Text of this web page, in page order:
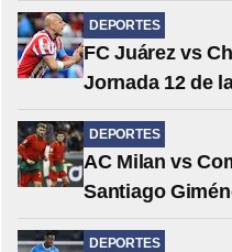
DEPORTES
FC Juárez vs
Jornada 12 de
DEPORTES
AC Milan vs
Santiago
DEPORTES